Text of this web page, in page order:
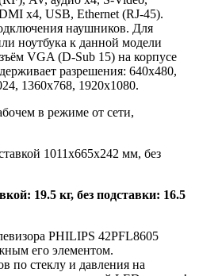
x4, USB, Ethernet (RJ-45).
наушников. Для
ноутбука к данной модели
VGA (D-Sub 15) на корпусе
разрешения: 640x480,
1360x768, 1920x1080.
в режиме от сети,
1011x665x242 мм, без
19.5 кг, без подставки: 16.5
PHILIPS 42PFL8605
его элементом.
по стеклу и давления на